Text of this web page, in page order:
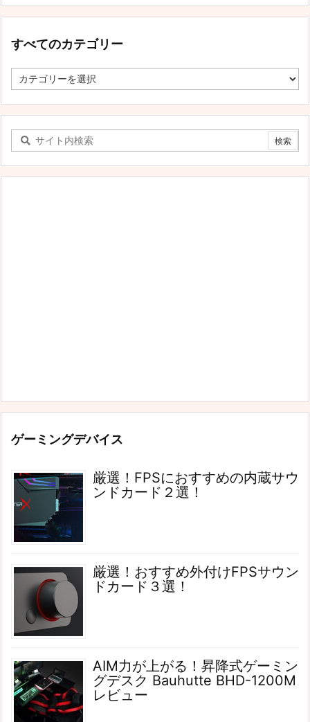
すべてのカテゴリー
べ
の
ゴ
リ
ー
ゲーミングデバイス
厳選！FPSにおすすめの内蔵サウ
ンドカード２選！
厳選！おすすめ外付けFPSサウン
ドカード３選！
AIM力が上がる！昇降式ゲーミン
グデスク Bauhutte BHD-1200M
レビュー